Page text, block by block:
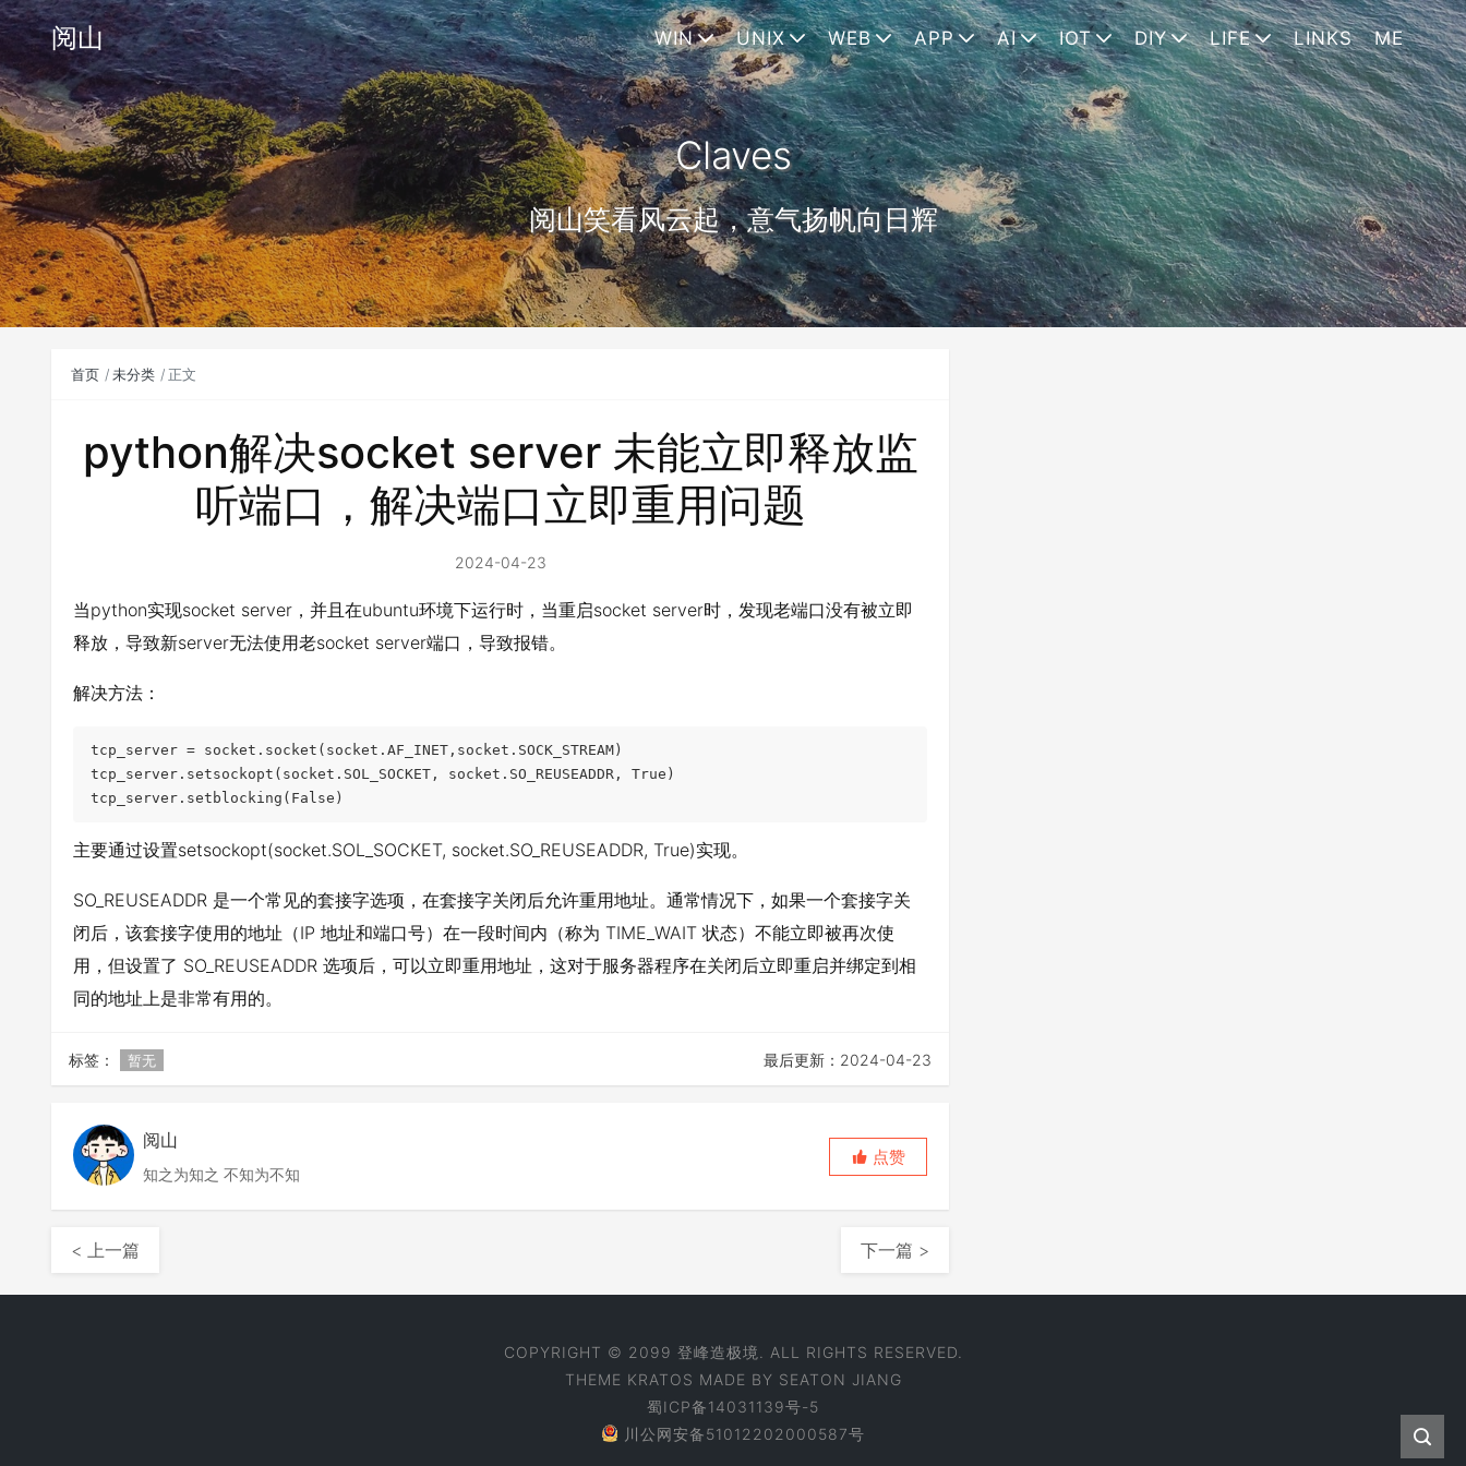
阅山 WIN UNIX WEB APP AI IOT DIY LIFE LINKS ME
Claves
阅山笑看风云起，意气扬帆向日辉
首页 未分类 正文
python解决socket server 未能立即释放监
听端口，解决端口立即重用问题
2024-04-23
当python实现socket server，并且在ubuntu环境下运行时，当重启socket server时，发现老端口没有被立即
释放，导致新server无法使用老socket server端口，导致报错。
解决方法：
tcp_server = socket.socket(socket.AF_INET,socket.SOCK_STREAM)
tcp_server.setsockopt(socket.SOL_SOCKET, socket.SO_REUSEADDR, True)
tcp_server.setblocking(False)
主要通过设置setsockopt(socket.SOL_SOCKET, socket.SO_REUSEADDR, True)实现。
SO_REUSEADDR 是一个常见的套接字选项，在套接字关闭后允许重用地址。通常情况下，如果一个套接字关
闭后，该套接字使用的地址（IP 地址和端口号）在一段时间内（称为 TIME_WAIT 状态）不能立即被再次使
用，但设置了 SO_REUSEADDR 选项后，可以立即重用地址，这对于服务器程序在关闭后立即重启并绑定到相
同的地址上是非常有用的。
标签： 暂无 最后更新：2024-04-23
阅山
知之为知之 不知为不知
点赞
< 上一篇 下一篇 >
COPYRIGHT © 2099 登峰造极境. ALL RIGHTS RESERVED.
THEME KRATOS MADE BY SEATON JIANG
蜀ICP备14031139号-5
川公网安备51012202000587号